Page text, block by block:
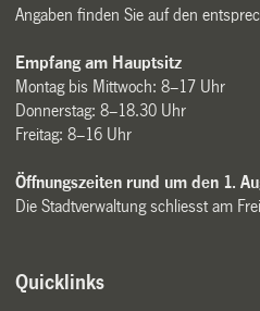
Angaben finden Sie auf den
Empfang am Hauptsitz
Montag bis Mittwoch: 8–17 Uhr
Donnerstag: 8–18.30 Uhr
Freitag: 8–16 Uhr
Öffnungszeiten rund um den 1.
Die Stadtverwaltung schliesst am
Quicklinks